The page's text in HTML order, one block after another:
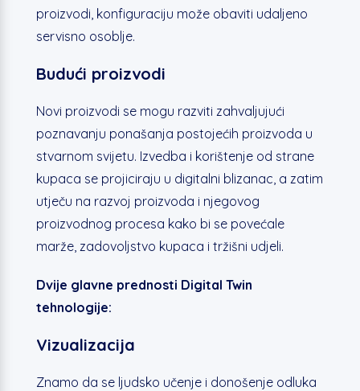
proizvodi, konfiguraciju može obaviti udaljeno
servisno osoblje.
Budući proizvodi
Novi proizvodi se mogu razviti zahvaljujući
poznavanju ponašanja postojećih proizvoda u
stvarnom svijetu. Izvedba i korištenje od strane
kupaca se projiciraju u digitalni blizanac, a zatim
utječu na razvoj proizvoda i njegovog
proizvodnog procesa kako bi se povećale
marže, zadovoljstvo kupaca i tržišni udjeli.
Dvije glavne prednosti Digital Twin
tehnologije:
Vizualizacija
Znamo da se ljudsko učenje i donošenje odluka